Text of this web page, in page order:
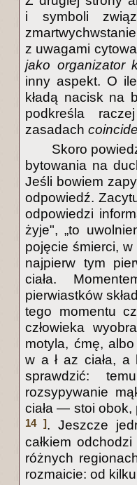
i symboli
z uwagami
jako organizator
inny aspekt. O
kładą nacisk na
podkreśla
zasadach
Skoro
bytowania na
Jeśli bowiem
odpowiedź.
odpowiedzi
żyje", „to
pojęcie śmierci,
najpierw tym
ciała.
pierwiastków
tego momentu
człowieka
motyla, ćmę,
w a ł az ciała, a
sprawdzić:
rozsypywanie
ciała — stoi obok,
14 ]. Jeszcze
całkiem
różnych
rozmaicie: od